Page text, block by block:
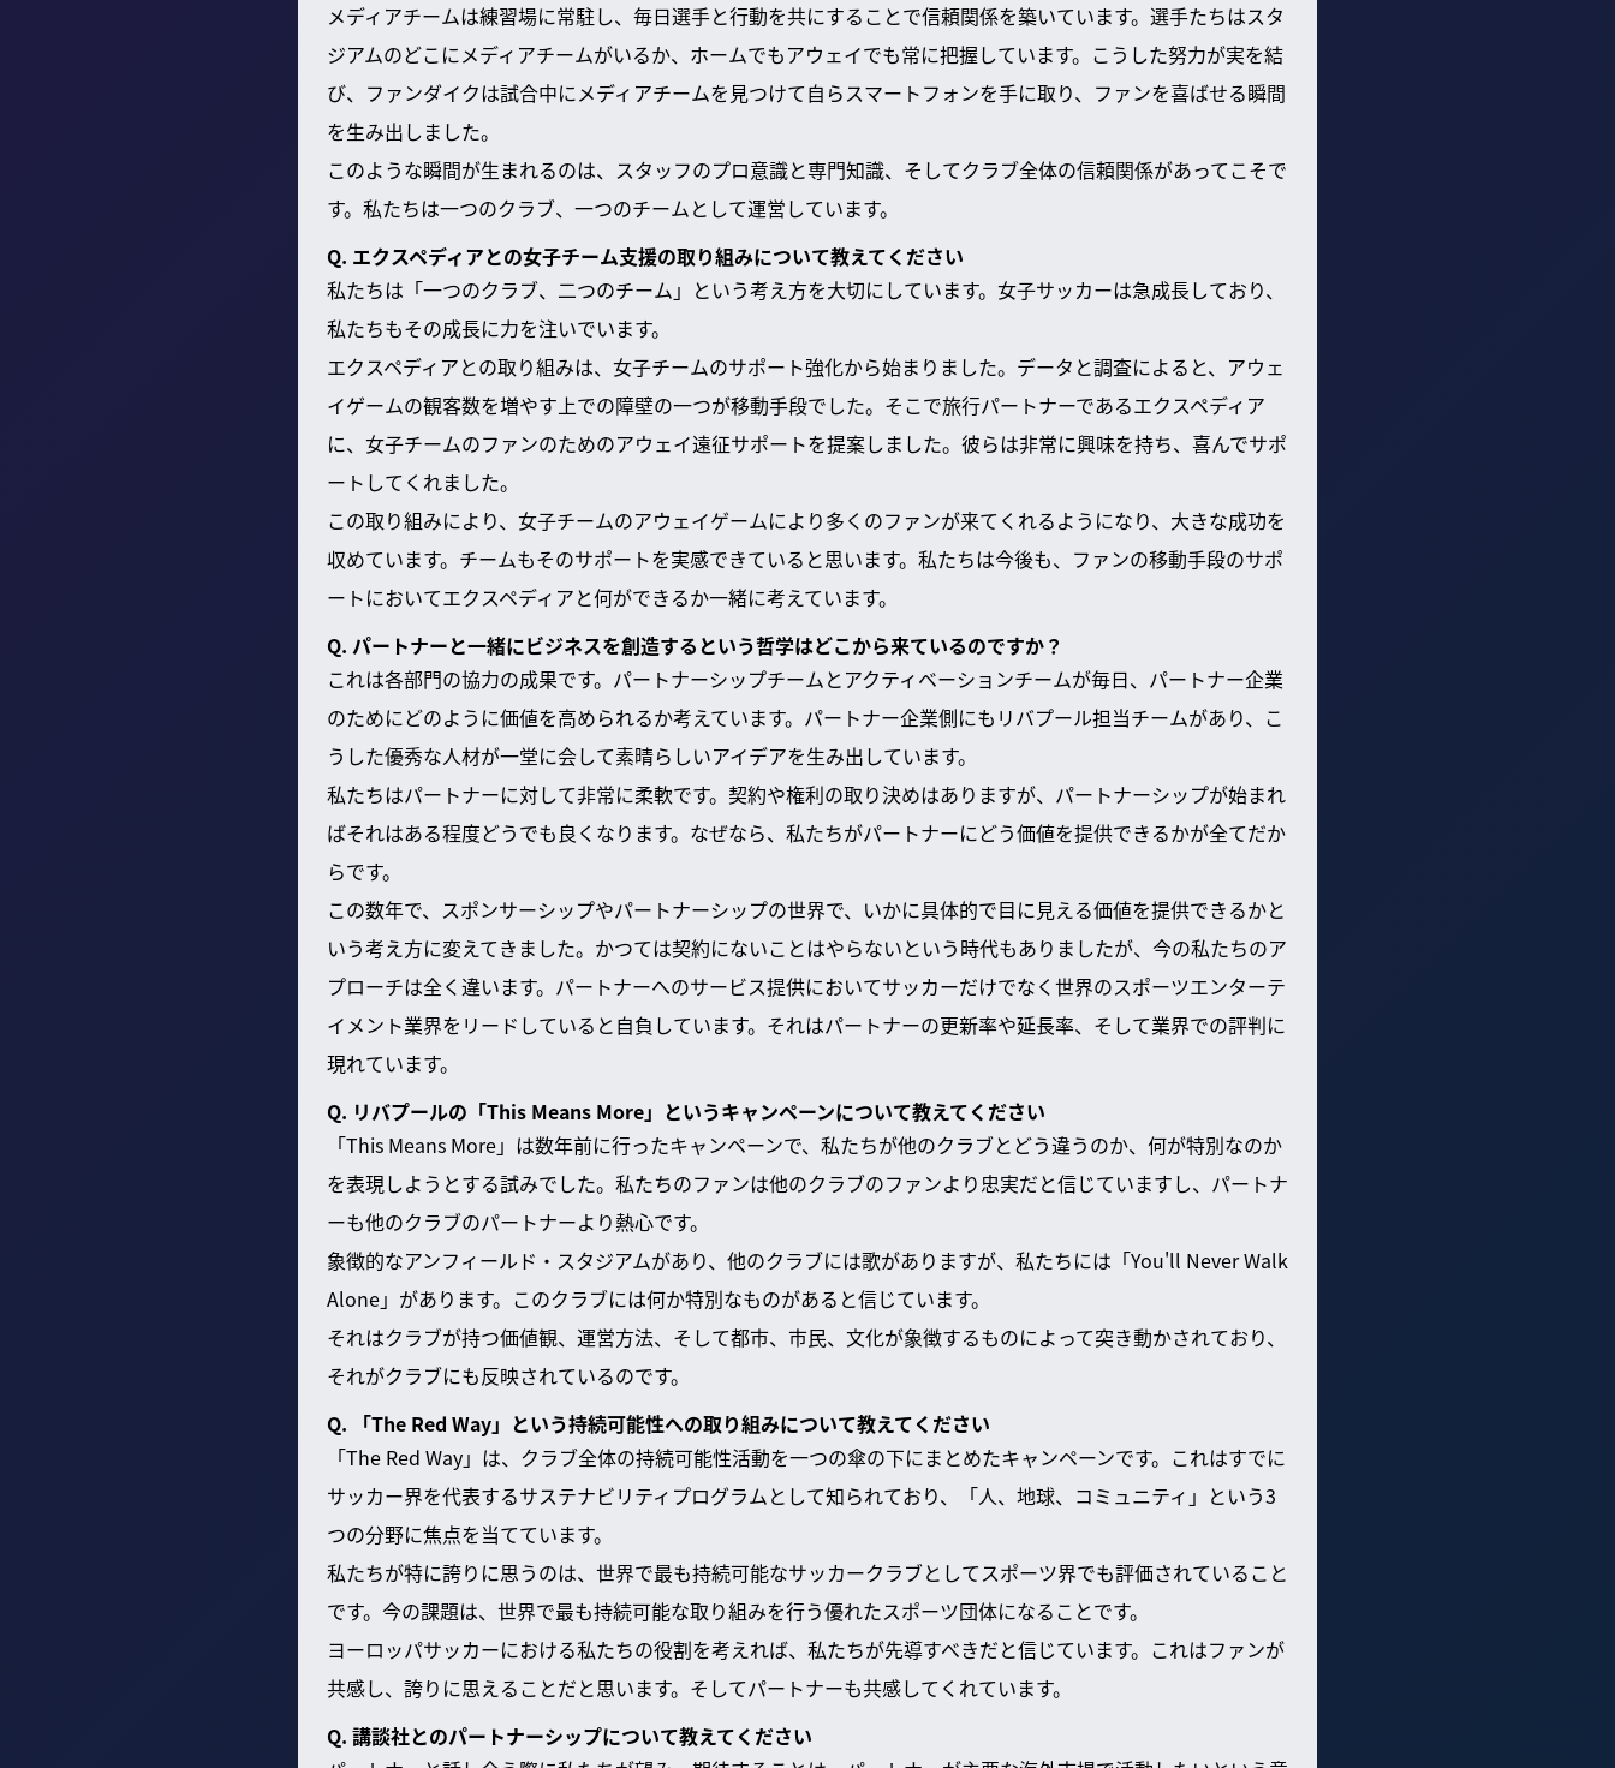
メディアチームは練習場に常駐し、毎日選手と行動を共にすることで信頼関係を築いています。選手たちはスタ
ジアムのどこにメディアチームがいるか、ホームでもアウェイでも常に把握しています。こうした努力が実を結
び、ファンダイクは試合中にメディアチームを見つけて自らスマートフォンを手に取り、ファンを喜ばせる瞬間
を生み出しました。
このような瞬間が生まれるのは、スタッフのプロ意識と専門知識、そしてクラブ全体の信頼関係があってこそで
す。私たちは一つのクラブ、一つのチームとして運営しています。
Q. エクスペディアとの女子チーム支援の取り組みについて教えてください
私たちは「一つのクラブ、二つのチーム」という考え方を大切にしています。女子サッカーは急成長しており、
私たちもその成長に力を注いでいます。
エクスペディアとの取り組みは、女子チームのサポート強化から始まりました。データと調査によると、アウェ
イゲームの観客数を増やす上での障壁の一つが移動手段でした。そこで旅行パートナーであるエクスペディア
に、女子チームのファンのためのアウェイ遠征サポートを提案しました。彼らは非常に興味を持ち、喜んでサポ
ートしてくれました。
この取り組みにより、女子チームのアウェイゲームにより多くのファンが来てくれるようになり、大きな成功を
収めています。チームもそのサポートを実感できていると思います。私たちは今後も、ファンの移動手段のサポ
ートにおいてエクスペディアと何ができるか一緒に考えています。
Q. パートナーと一緒にビジネスを創造するという哲学はどこから来ているのですか？
これは各部門の協力の成果です。パートナーシップチームとアクティベーションチームが毎日、パートナー企業
のためにどのように価値を高められるか考えています。パートナー企業側にもリバプール担当チームがあり、こ
うした優秀な人材が一堂に会して素晴らしいアイデアを生み出しています。
私たちはパートナーに対して非常に柔軟です。契約や権利の取り決めはありますが、パートナーシップが始まれ
ばそれはある程度どうでも良くなります。なぜなら、私たちがパートナーにどう価値を提供できるかが全てだか
らです。
この数年で、スポンサーシップやパートナーシップの世界で、いかに具体的で目に見える価値を提供できるかと
いう考え方に変えてきました。かつては契約にないことはやらないという時代もありましたが、今の私たちのア
プローチは全く違います。パートナーへのサービス提供においてサッカーだけでなく世界のスポーツエンターテ
イメント業界をリードしていると自負しています。それはパートナーの更新率や延長率、そして業界での評判に
現れています。
Q. リバプールの「This Means More」というキャンペーンについて教えてください
「This Means More」は数年前に行ったキャンペーンで、私たちが他のクラブとどう違うのか、何が特別なのか
を表現しようとする試みでした。私たちのファンは他のクラブのファンより忠実だと信じていますし、パートナ
ーも他のクラブのパートナーより熱心です。
象徴的なアンフィールド・スタジアムがあり、他のクラブには歌がありますが、私たちには「You'll Never Walk
Alone」があります。このクラブには何か特別なものがあると信じています。
それはクラブが持つ価値観、運営方法、そして都市、市民、文化が象徴するものによって突き動かされており、
それがクラブにも反映されているのです。
Q. 「The Red Way」という持続可能性への取り組みについて教えてください
「The Red Way」は、クラブ全体の持続可能性活動を一つの傘の下にまとめたキャンペーンです。これはすでに
サッカー界を代表するサステナビリティプログラムとして知られており、「人、地球、コミュニティ」という3
つの分野に焦点を当てています。
私たちが特に誇りに思うのは、世界で最も持続可能なサッカークラブとしてスポーツ界でも評価されていること
です。今の課題は、世界で最も持続可能な取り組みを行う優れたスポーツ団体になることです。
ヨーロッパサッカーにおける私たちの役割を考えれば、私たちが先導すべきだと信じています。これはファンが
共感し、誇りに思えることだと思います。そしてパートナーも共感してくれています。
Q. 講談社とのパートナーシップについて教えてください